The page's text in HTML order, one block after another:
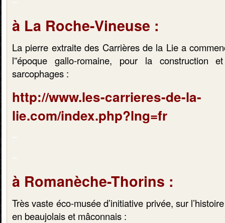
à La Roche-Vineuse :
La pierre extraite des Carrières de la Lie a
l”époque gallo-romaine, pour la construction
sarcophages :
http://www.les-carrieres-de-la-
lie.com/index.php?lng=fr
à Romanèche-Thorins :
Très vaste éco-musée d’initiative privée, sur
en beaujolais et mâconnais :